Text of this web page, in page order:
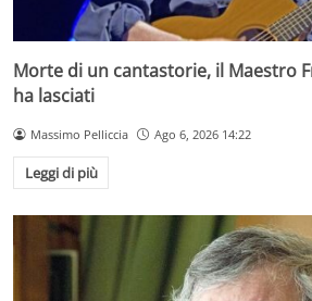
Morte di un cantastorie, il Maestro
ha lasciati
Massimo Pelliccia Ago 6, 2026 14:22
Leggi di più